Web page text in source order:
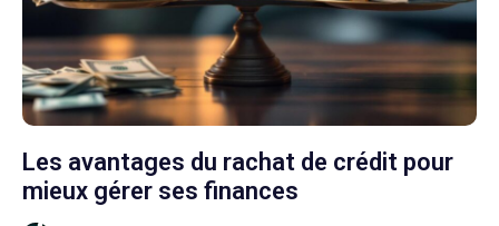
Les avantages du rachat de crédit pour
mieux gérer ses finances